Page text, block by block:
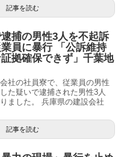
記事を読む
捕の男性3人を不起訴
員に暴行 「公訴維持
拠確保できず」千葉地
社の社員寮で、従業員の男性
た疑いで逮捕された男性3人
ました。 兵庫県の建設会社
記事を読む